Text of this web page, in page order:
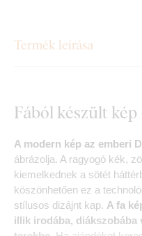
Termék leírása
Fából készült kép
A modern kép az emberi
ábrázolja. A ragyogó kék,
kiemelkednek a sötét
köszönhetően ez a
stílusos dizájnt kap. A fa
illik irodába,